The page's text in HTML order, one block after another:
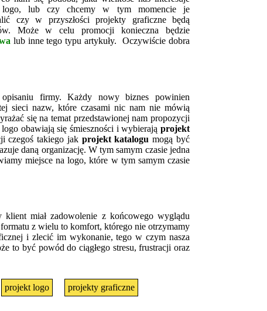
logo, lub czy chcemy w tym momencie je
czy w przyszłości projekty graficzne będą
Może w celu promocji konieczna będzie
lub inne tego typu artykuły. Oczywiście dobra
firmy. Każdy nowy biznes powinien
sieci nazw, które czasami nic nam nie mówią
się na temat przedstawionej nam propozycji
obawiają się śmieszności i wybierają projekt
czegoś takiego jak projekt katalogu mogą być
daną organizację. W tym samym czasie jedna
miejsce na logo, które w tym samym czasie
miał zadowolenie z końcowego wyglądu
z wielu to komfort, którego nie otrzymamy
i zlecić im wykonanie, tego w czym nasza
to być powód do ciągłego stresu, frustracji oraz
projekt logo projekty graficzne